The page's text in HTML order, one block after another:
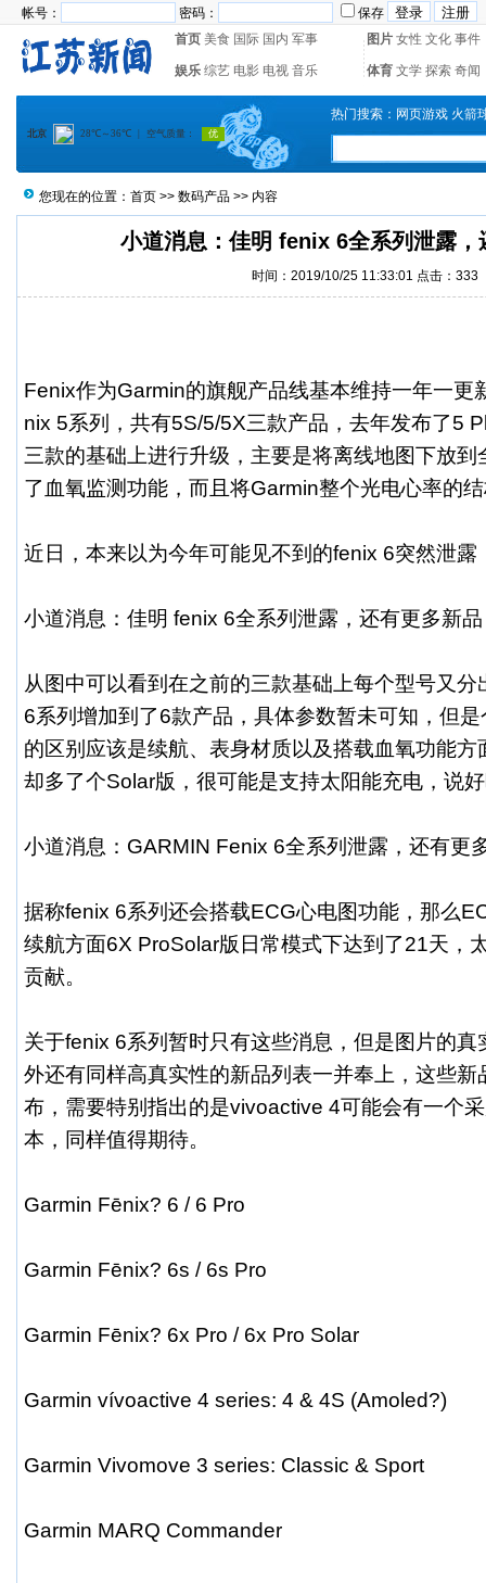
帐号： 密码：
保存
首页 美食 国际 国内 军事 图片 女性 文化 事件
娱乐 综艺 电影 电视 音乐 体育 文学 探索 奇闻
热门搜索： 网页游戏 火箭
您现在的位置： 首页 >> 数码产品 >> 内容
小道消息：佳明 fenix 6全系列泄露，
时间：2019/10/25 11:33:01 点击： 333
Fenix作为Garmin的旗舰产品线基本维持一年一更
nix 5系列，共有5S/5/5X三款产品，去年发布了5
三款的基础上进行升级，主要是将离线地图下放
了血氧监测功能，而且将Garmin整个光电心率的
近日，本来以为今年可能见不到的fenix 6突然泄露
小道消息： 佳明 fenix 6全系列泄露，还有更多新品
从图中可以看到在之前的三款基础上每个型号又
6系列增加到了6款产品，具体参数暂未可知，但
的区别应该是续航、表身材质以及搭载血氧功能
却多了个Solar版，很可能是支持太阳能充电，说
小道消息：GARMIN Fenix 6全系列泄露，还有更
据称fenix 6系列还会搭载ECG心电图功能，那么
续航方面6X ProSolar版日常模式下达到了21天，
贡献。
关于fenix 6系列暂时只有这些消息，但是图片的真
外还有同样高真实性的新品列表一并奉上，这些新
布，需要特别指出的是vivoactive 4可能会有一个
本，同样值得期待。
Garmin Fēnix? 6 / 6 Pro
Garmin Fēnix? 6s / 6s Pro
Garmin Fēnix? 6x Pro / 6x Pro Solar
Garmin vívoactive 4 series: 4 & 4S (Amoled?)
Garmin Vivomove 3 series: Classic & Sport
Garmin MARQ Commander